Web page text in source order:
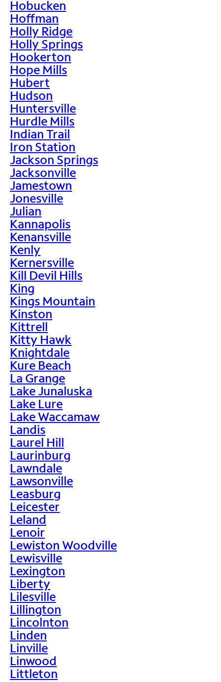
Hobucken
Hoffman
Holly Ridge
Holly Springs
Hookerton
Hope Mills
Hubert
Hudson
Huntersville
Hurdle Mills
Indian Trail
Iron Station
Jackson Springs
Jacksonville
Jamestown
Jonesville
Julian
Kannapolis
Kenansville
Kenly
Kernersville
Kill Devil Hills
King
Kings Mountain
Kinston
Kittrell
Kitty Hawk
Knightdale
Kure Beach
La Grange
Lake Junaluska
Lake Lure
Lake Waccamaw
Landis
Laurel Hill
Laurinburg
Lawndale
Lawsonville
Leasburg
Leicester
Leland
Lenoir
Lewiston Woodville
Lewisville
Lexington
Liberty
Lilesville
Lillington
Lincolnton
Linden
Linville
Linwood
Littleton